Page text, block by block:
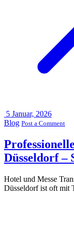
5 Januar, 2026
Blog Post a Comment
Düsseldorf –
Hotel und Messe
Düsseldorf ist oft mit